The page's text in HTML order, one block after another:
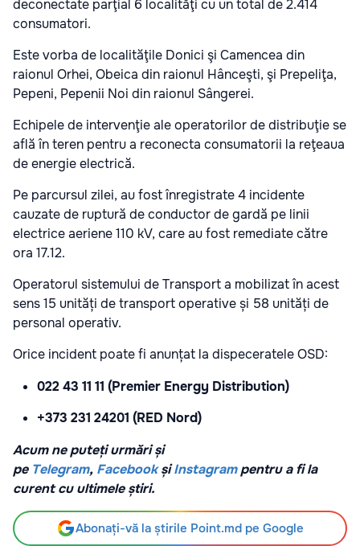
deconectate parţial 6 localităţi cu un total de 2.414
consumatori.
Este vorba de localităţile Donici şi Camencea din
raionul Orhei, Obeica din raionul Hânceşti, şi Prepeliţa,
Pepeni, Pepenii Noi din raionul Sângerei.
Echipele de intervenţie ale operatorilor de distribuţie se
află în teren pentru a reconecta consumatorii la reţeaua
de energie electrică.
Pe parcursul zilei, au fost înregistrate 4 incidente
cauzate de ruptură de conductor de gardă pe linii
electrice aeriene 110 kV, care au fost remediate către
ora 17.12.
Operatorul sistemului de Transport a mobilizat în acest
sens 15 unități de transport operative și 58 unități de
personal operativ.
Orice incident poate fi anunțat la dispeceratele OSD:
022 43 11 11 (Premier Energy Distribution)
+373 231 24201 (RED Nord)
Acum ne puteți urmări și
pe Telegram, Facebook șiInstagrampentru a fi la
curent cu ultimele știri.
Abonați-vă la știrile Point.md pe Google